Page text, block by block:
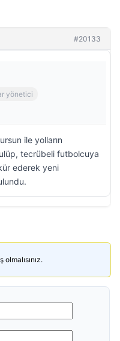
#20133
yönetici
ile yolların
kulüp, tecrübeli futbolcuya
ederek yeni